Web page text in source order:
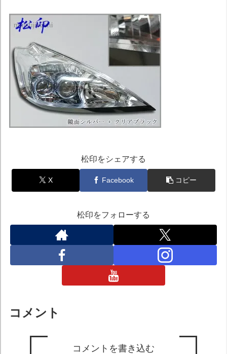
松印をシェアする
X Facebook コピー
松印をフォローする
コメント
コメントを書き込む